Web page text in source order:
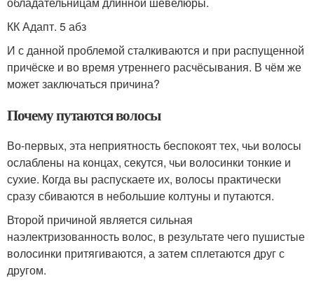
КК Адапт. 5 абз
И с данной проблемой сталкиваются и при распущенной
причёске и во время утреннего расчёсывания. В чём же
может заключаться причина?
Почему путаются волосы
Во-первых, эта неприятность беспокоят тех, чьи волосы
ослаблены на концах, секутся, чьи волосинки тонкие и
сухие. Когда вы распускаете их, волосы практически
сразу сбиваются в небольшие колтуны и путаются.
Второй причиной является сильная
наэлектризованность волос, в результате чего пушистые
волосинки притягиваются, а затем сплетаются друг с
другом.